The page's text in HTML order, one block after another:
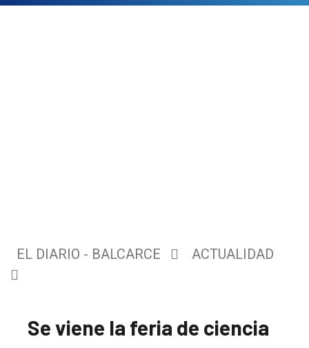
EL DIARIO - BALCARCE ACTUALIDAD
Se viene la feria de ciencia